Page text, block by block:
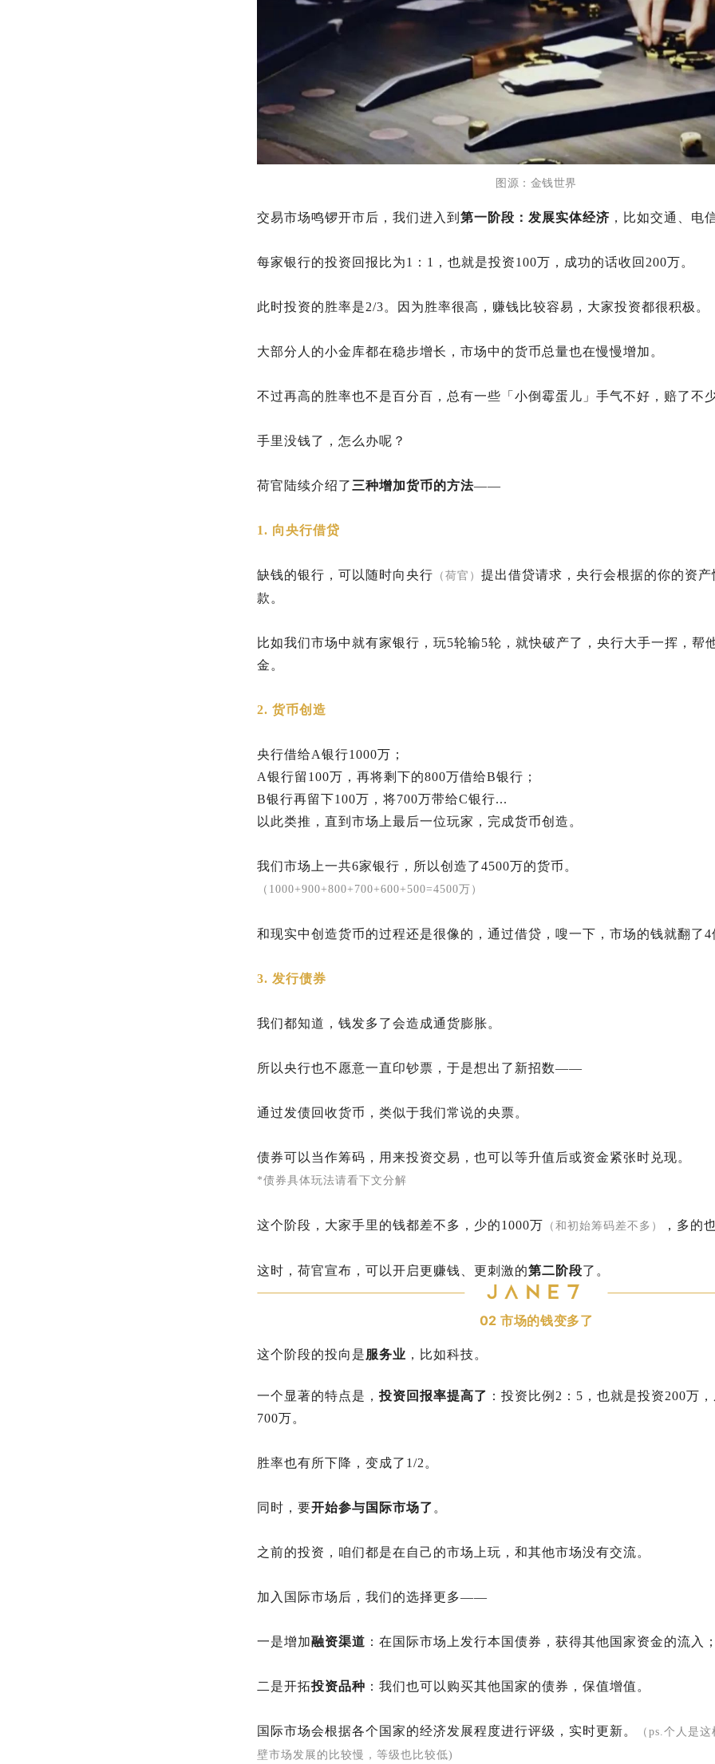
图源：金钱世界
交易市场鸣锣开市后，我们进入到 第一阶段：发展实体经济 ，比如交通、电
每家银行的投资回报比为1：1，也就是投资100万，成功的话收回200万。
此时投资的胜率是2/3。因为胜率很高，赚钱比较容易，大家投资都很积极。
大部分人的小金库都在稳步增长，市场中的货币总量也在慢慢增加。
不过再高的胜率也不是百分百，总有一些「小倒霉蛋儿」手气不好，赔了不
手里没钱了，怎么办呢？
荷官陆续介绍了 三种增加货币的方法——
1. 向央行借贷
缺钱的银行，可以随时向央行 （荷官） 提出借贷请求，央行会根据的你的资
款。
比如我们市场中就有家银行，玩5轮输5轮，就快破产了，央行大手一挥，帮
金。
2. 货币创造
央行借给A银行1000万；
A银行留100万，再将剩下的800万借给B银行；
B银行再留下100万，将700万带给C银行...
以此类推，直到市场上最后一位玩家，完成货币创造。
我们市场上一共6家银行，所以创造了4500万的货币。
（1000+900+800+700+600+500=4500万）
和现实中创造货币的过程还是很像的，通过借贷，嗖一下，市场的钱就翻了4
3. 发行债券
我们都知道，钱发多了会造成通货膨胀。
所以央行也不愿意一直印钞票，于是想出了新招数——
通过发债回收货币，类似于我们常说的央票。
债券可以当作筹码，用来投资交易，也可以等升值后或资金紧张时兑现。
*债券具体玩法请看下文分解
这个阶段，大家手里的钱都差不多，少的1000万 （和初始筹码差不多） ，多的
这时，荷官宣布，可以开启更赚钱、更刺激的第二阶段了。
02市场的钱变多了
这个阶段的投向是服务业 ，比如科技。
一个显著的特点是， 投资回报率提高了 ：投资比例2：5，也就是投资200万
700万。
胜率也有所下降，变成了1/2。
同时，要开始参与国际市场了 。
之前的投资，咱们都是在自己的市场上玩，和其他市场没有交流。
加入国际市场后，我们的选择更多——
一是增加融资渠道 ：在国际市场上发行本国债券，获得其他国家资金的流入
二是开拓投资品种 ：我们也可以购买其他国家的债券，保值增值。
国际市场会根据各个国家的经济发展程度进行评级，实时更新。
（ps.个人是
壁市场发展的比较慢，等级也比较低)